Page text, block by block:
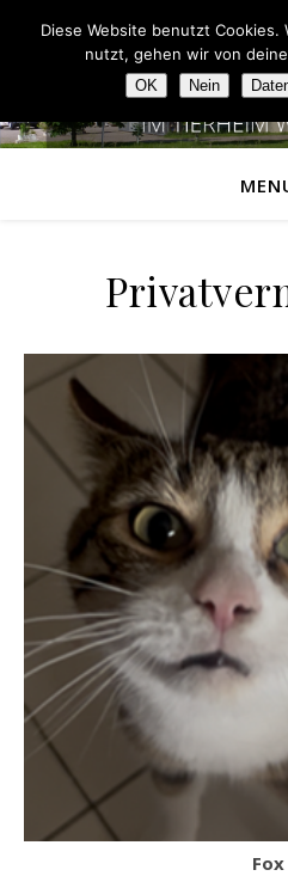
Fox
Diese Website benutzt
nutzt, gehen wir von
OK Nein